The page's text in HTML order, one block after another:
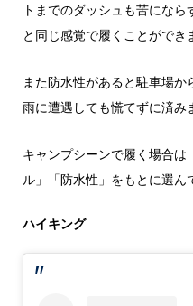
トまでのダッシュも苦にな
と同じ感覚で履くことができ
また防水性があると駐車場
雨に遭遇しても慌てずに済み
キャンプシーンで履く場合
ル」「防水性」をもとに選ん
ハイキング